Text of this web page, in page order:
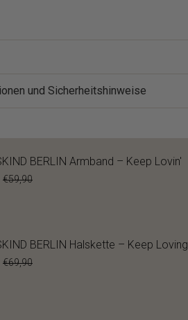
und Sicherheitshinweise
BERLIN Armband – Keep Lovin'
€59,90
BERLIN Halskette – Keep Loving
€69,90